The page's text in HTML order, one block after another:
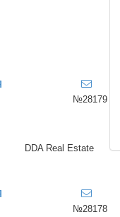
DDA Real Estate
№28179
№28178